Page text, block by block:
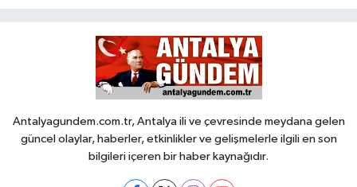
Antalyagundem.com.tr, Antalya ili ve çevresinde meydana gelen
güncel olaylar, haberler, etkinlikler ve gelişmelerle ilgili en son
bilgileri içeren bir haber kaynağıdır.